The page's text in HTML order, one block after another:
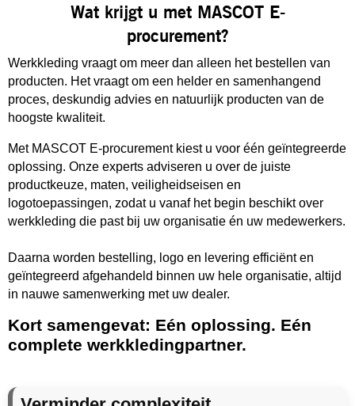
Wat krijgt u met MASCOT E-
procurement?
Werkkleding vraagt om meer dan alleen het bestellen van
producten. Het vraagt om een helder en samenhangend
proces, deskundig advies en natuurlijk producten van de
hoogste kwaliteit.
Met MASCOT E-procurement kiest u voor één geïntegreerde
oplossing. Onze experts adviseren u over de juiste
productkeuze, maten, veiligheidseisen en
logotoepassingen, zodat u vanaf het begin beschikt over
werkkleding die past bij uw organisatie én uw medewerkers.
Daarna worden bestelling, logo en levering efficiënt en
geïntegreerd afgehandeld binnen uw hele organisatie, altijd
in nauwe samenwerking met uw dealer.
Kort samengevat: Eén oplossing. Eén
complete werkkledingpartner.